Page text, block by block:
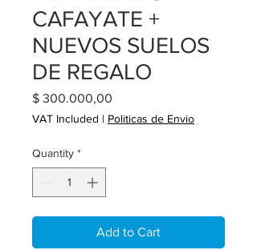
CAFAYATE +
NUEVOS SUELOS
DE REGALO
$ 300.000,00
VAT Included | Politicas de Envio
Quantity *
Add to Cart